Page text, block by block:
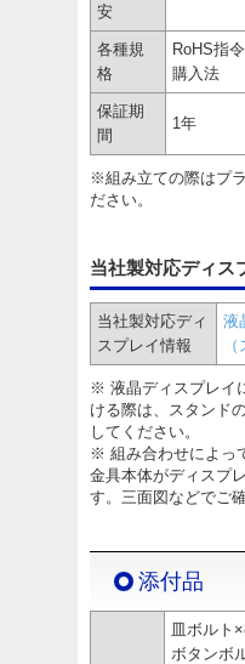
安
各種規
格
RoHS指
購入法
保証期
間
1年
※組み立ての際はプ
ださい。
当社製対応ディス
当社製対応ディ
スプレイ情報
液
※ 液晶ディスプレイ
ける際は、スタンド
してください。
※ 組み合わせによっ
金具本体がディスプ
す。三面図などでご
添付品
皿ボルト
ボタンボ